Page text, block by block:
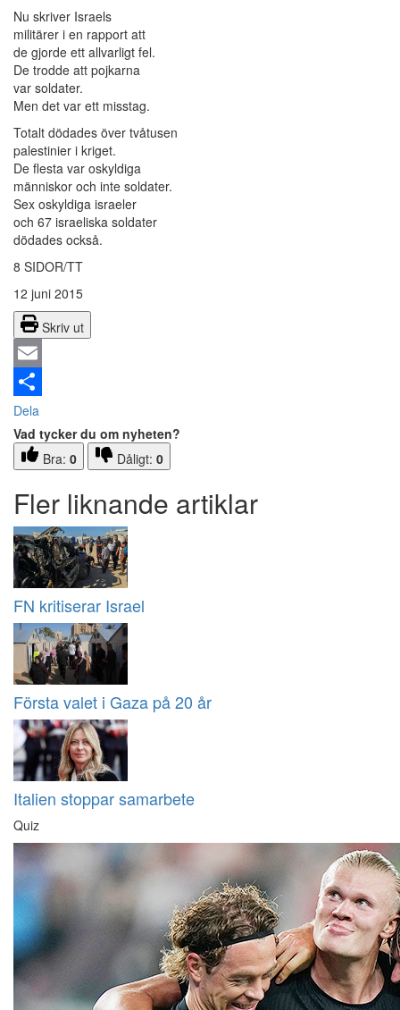
Nu skriver Israels
militärer i en rapport att
de gjorde ett allvarligt fel.
De trodde att pojkarna
var soldater.
Men det var ett misstag.
Totalt dödades över tvåtusen
palestinier i kriget.
De flesta var oskyldiga
människor och inte soldater.
Sex oskyldiga israeler
och 67 israeliska soldater
dödades också.
8 SIDOR/TT
12 juni 2015
Skriv ut
Email
Dela
Vad tycker du om nyheten?
Bra: 0 Dåligt: 0
Fler liknande artiklar
FN kritiserar Israel
Första valet i Gaza på 20 år
Italien stoppar samarbete
Quiz